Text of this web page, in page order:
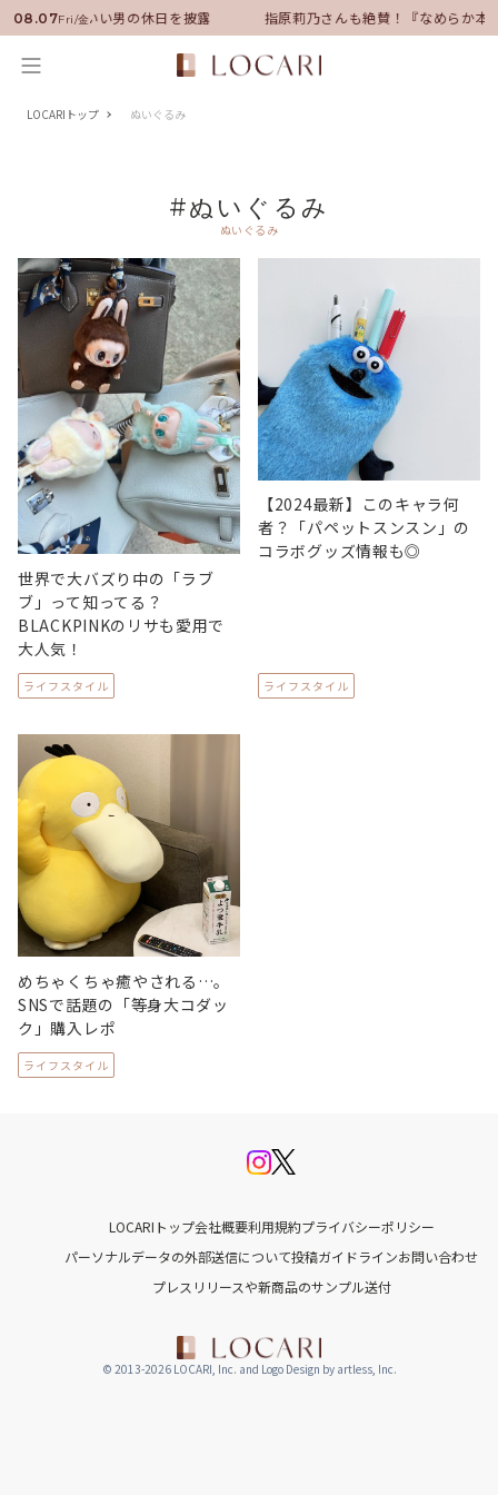
08.07Fri/金
ーに就任！いい男の休日を披露 指原莉乃さんも絶賛！『なめらか本
LOCARIトップ ぬいぐるみ
#ぬいぐるみ
ぬいぐるみ
世界で大バズり中の「ラブ
ブ」って知ってる？
BLACKPINKのリサも愛用で
大人気！
ライフスタイル
【2024最新】このキャラ何
者？「パペットスンスン」の
コラボグッズ情報も◎
ライフスタイル
めちゃくちゃ癒やされる…。
SNSで話題の「等身大コダッ
ク」購入レポ
ライフスタイル
LOCARIトップ会社概要利用規約プライバシーポリシー
パーソナルデータの外部送信について投稿ガイドラインお問い合わせ
プレスリリースや新商品のサンプル送付
© 2013-2026 LOCARI, Inc. and Logo Design by artless, Inc.